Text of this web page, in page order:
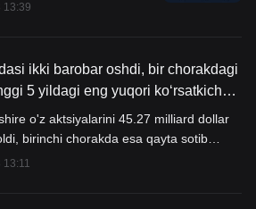
13:39
ikki barobar oshdi, bir chorakdagi
5 yildagi eng yuqori ko‘rsatkichga
beshta ulushlar qatoriga kirdi
o'z aktsiyalarini 45.27 milliard dollar
birinchi chorakda esa qayta sotib
2.35 milliard dollar edi. Birinchi
13:11